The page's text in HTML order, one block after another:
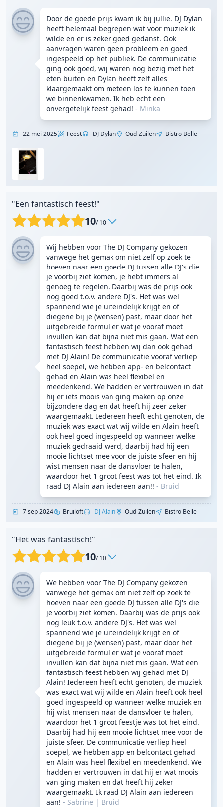
Door de goede prijs kwam ik bij jullie. DJ Dylan
heeft helemaal begrepen wat voor muziek ik
wilde en er is zeker goed gedanst. Ook
aanvragen waren geen probleem en goed
ingespeeld op het publiek. De communicatie
ging ook goed, wij waren nog bezig met het
eten buiten en Dylan heeft zelf alles
klaargemaakt om meteen los te kunnen toen
we binnenkwamen. Ik heb echt een
onvergetelijk feest gehad! - Minka
22 mei 2025 Feest DJ Dylan Oud-Zuilen Bistro Belle
"Een fantastisch feest!"
10/ 10
Wij hebben voor The DJ Company gekozen
vanwege het gemak om niet zelf op zoek te
hoeven naar een goede DJ tussen alle DJ's die
je voorbij ziet komen, je hebt immers al
genoeg te regelen. Daarbij was de prijs ook
nog goed t.o.v. andere DJ's. Het was wel
spannend wie je uiteindelijk krijgt en of
diegene bij je (wensen) past, maar door het
uitgebreide formulier wat je vooraf moet
invullen kan dat bijna niet mis gaan. Wat een
fantastisch feest hebben wij dan ook gehad
met DJ Alain! De communicatie vooraf verliep
heel soepel, we hebben app- en belcontact
gehad en Alain was heel flexibel en
meedenkend. We hadden er vertrouwen in dat
hij er iets moois van ging maken op onze
bijzondere dag en dat heeft hij zeer zeker
waargemaakt. Iedereen heeft echt genoten, de
muziek was exact wat wij wilde en Alain heeft
ook heel goed ingespeeld op wanneer welke
muziek gedraaid werd, daarbij had hij een
mooie lichtset mee voor de juiste sfeer en hij
wist mensen naar de dansvloer te halen,
waardoor het 1 groot feest was tot het eind. Ik
raad DJ Alain aan iedereen aan!! - Bruid
7 sep 2024 Bruiloft DJ Alain Oud-Zuilen Bistro Belle
"Het was fantastisch!"
10/ 10
We hebben voor The DJ Company gekozen
vanwege het gemak om niet zelf op zoek te
hoeven naar een goede DJ tussen alle DJ's die
je voorbij ziet komen. Daarbij was de prijs ook
nog leuk t.o.v. andere DJ's. Het was wel
spannend wie je uiteindelijk krijgt en of
diegene bij je (wensen) past, maar door het
uitgebreide formulier wat je vooraf moet
invullen kan dat bijna niet mis gaan. Wat een
fantastisch feest hebben wij gehad met DJ
Alain! Iedereen heeft echt genoten, de muziek
was exact wat wij wilde en Alain heeft ook heel
goed ingespeeld op wanneer welke muziek en
hij wist mensen naar de dansvloer te halen,
waardoor het 1 groot feestje was tot het eind.
Daarbij had hij een mooie lichtset mee voor de
juiste sfeer. De communicatie verliep heel
soepel, we hebben app en belcontact gehad
en Alain was heel flexibel en meedenkend. We
hadden er vertrouwen in dat hij er wat moois
van ging maken en dat heeft hij zeker
waargemaakt. Ik raad DJ Alain aan iedereen
aan! - Sabrine | Bruid